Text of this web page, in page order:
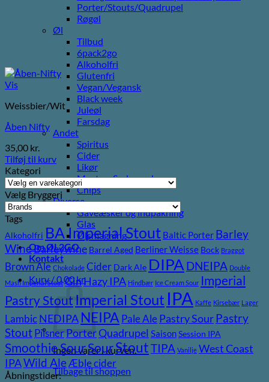
Porter/Stouts/Quadrupel
Røgøl
Øl
Tilbud
6pack2go
Alkoholfri
Glutenfri
Vegan/Vegansk
Black week
Juleøl
Farsdag
Andet
Spiritus
Cider
Likør
Most og Sodavand
Chips
Diverse
Gaveæsker og indpakning
Glas
Ølsmagning
Om ØL2GO
Kontakt
Kurv /0,00kr.
Ingen varer i kurven.
Tilbage til shoppen
Vis
Weissbier/Wit
Åben Nifty
35,00 kr.
Tilføj til kurv
Kategori
Vælg Bryggeri
Tags
Alkoholfri BA Imperial Stout Baltic Porter Barley
WineBarleywine Barrel Aged Berliner Weisse Bock Braggot
Brown Ale Chokolade Cider Dark Ale DIPA DNEIPA Double
Mash Imperial Stout GinHazy IPA Hindbær Ice Cream Sour Imperial
Pastry Stout Imperial Stout IPA Kaffe Kirsebær Lager
Lambic NEDIPA NEIPA Pale Ale Pastry Sour Pastry
Stout Pilsner PorterQuadrupel SaisonSession IPA
Smoothie SourSourStoutTIPA Vanilje West Coast
IPAWild Ale Æble cider
Åbningstider: